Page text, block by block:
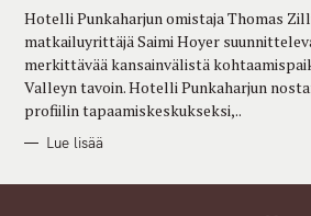
I
S
Hotelli Punkaharjun omistaja Thomas
matkailuyrittäjä Saimi Hoyer
merkittävää kansainvälistä
Valleyn tavoin. Hotelli Punkaharjun
profiilin tapaamiskeskukseksi,..
Lue lisää